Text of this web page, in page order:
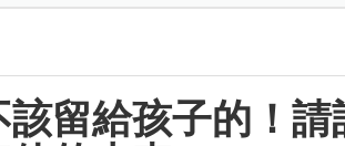
該留給孩子的！請